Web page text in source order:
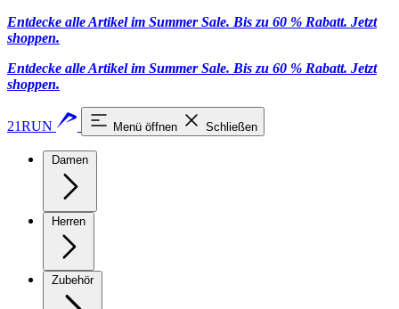
Entdecke alle Artikel im Summer Sale. Bis zu 60 % Rabatt. Jetzt
shoppen.
Entdecke alle Artikel im Summer Sale. Bis zu 60 % Rabatt. Jetzt
shoppen.
21RUN Menü öffnen Schließen
Damen
Herren
Zubehör